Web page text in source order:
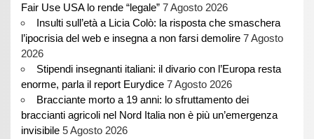
Fair Use USA lo rende “legale” 7 Agosto 2026
Insulti sull’età a Licia Colò: la risposta che smaschera
l’ipocrisia del web e insegna a non farsi demolire 7 Agosto
2026
Stipendi insegnanti italiani: il divario con l’Europa resta
enorme, parla il report Eurydice 7 Agosto 2026
Bracciante morto a 19 anni: lo sfruttamento dei
braccianti agricoli nel Nord Italia non è più un’emergenza
invisibile 5 Agosto 2026